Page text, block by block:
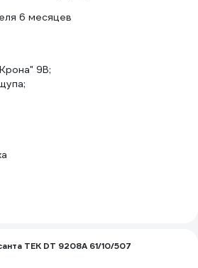
6 месяцев
9В;
ТЕК DT 9208A 61/10/507